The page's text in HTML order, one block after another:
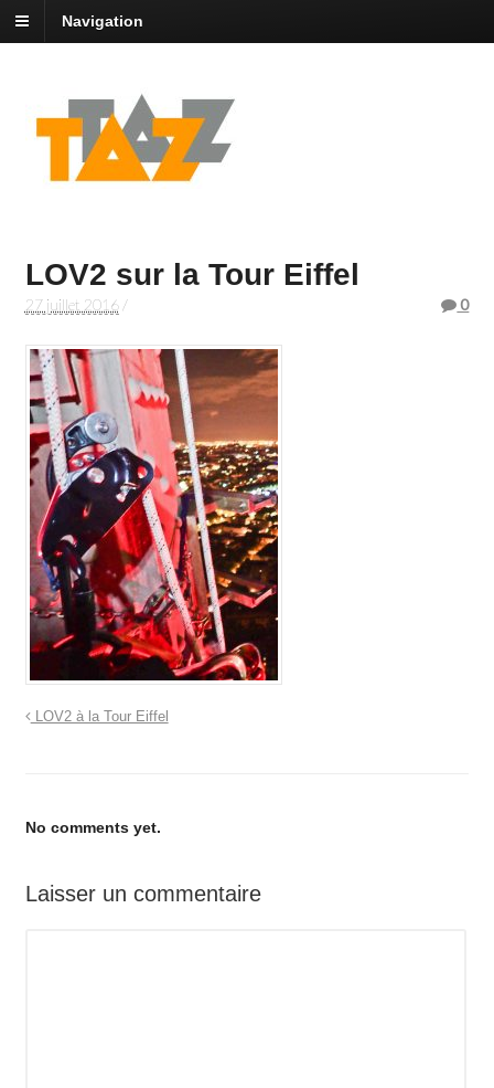
Navigation
LOV2 sur la Tour Eiffel
27 juillet 2016 / 0
LOV2 à la Tour Eiffel
No comments yet.
Laisser un commentaire